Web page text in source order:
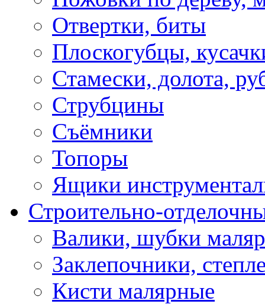
Отвертки, биты
Плоскогубцы,
Стамески, долота,
Струбцины
Съёмники
Топоры
Ящики
Строительно-
Валики, шубки
Заклепочники,
Кисти малярные